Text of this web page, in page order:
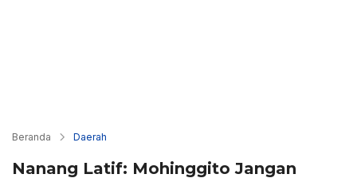
Beranda Daerah
Nanang Latif: Mohinggito Jangan